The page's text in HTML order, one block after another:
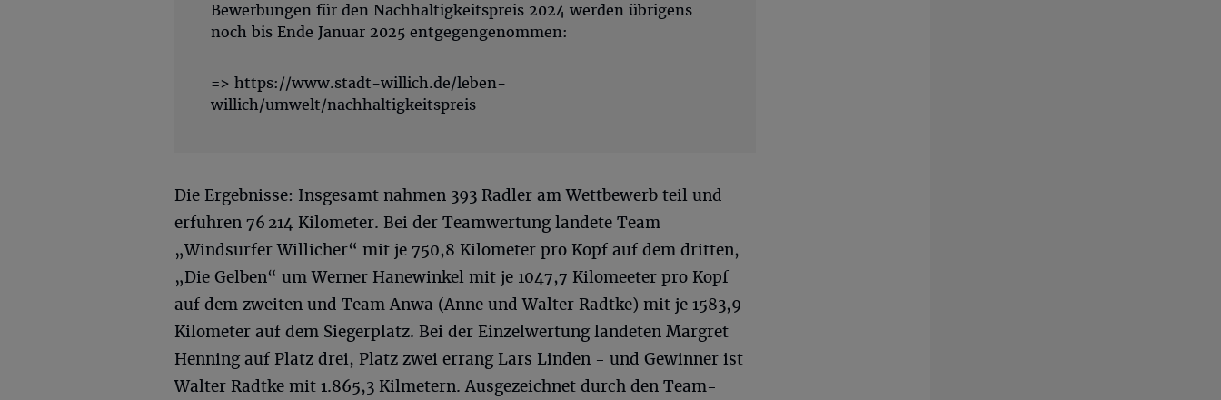
Bewerbungen für den Nachhaltigkeitspreis 2024 werden übrigens
noch bis Ende Januar 2025 entgegengenommen:
=> https://www.stadt-willich.de/leben-
willich/umwelt/nachhaltigkeitspreis
Die Ergebnisse: Insgesamt nahmen 393 Radler am Wettbewerb teil und
erfuhren 76 214 Kilometer. Bei der Teamwertung landete Team
„Windsurfer Willicher“ mit je 750,8 Kilometer pro Kopf auf dem dritten,
„Die Gelben“ um Werner Hanewinkel mit je 1047,7 Kilomeeter pro Kopf
auf dem zweiten und Team Anwa (Anne und Walter Radtke) mit je 1583,9
Kilometer auf dem Siegerplatz. Bei der Einzelwertung landeten Margret
Henning auf Platz drei, Platz zwei errang Lars Linden - und Gewinner ist
Walter Radtke mit 1.865,3 Kilmetern. Ausgezeichnet durch den Team-